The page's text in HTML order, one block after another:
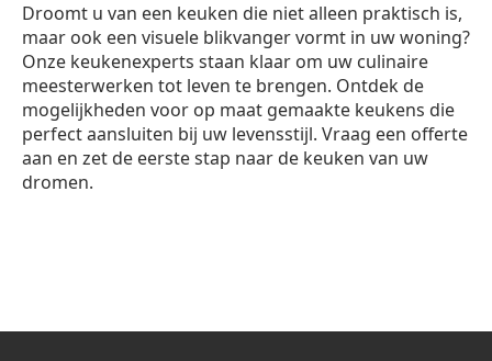
Droomt u van een keuken die niet alleen praktisch is,
maar ook een visuele blikvanger vormt in uw woning?
Onze keukenexperts staan klaar om uw culinaire
meesterwerken tot leven te brengen. Ontdek de
mogelijkheden voor op maat gemaakte keukens die
perfect aansluiten bij uw levensstijl. Vraag een offerte
aan en zet de eerste stap naar de keuken van uw
dromen.